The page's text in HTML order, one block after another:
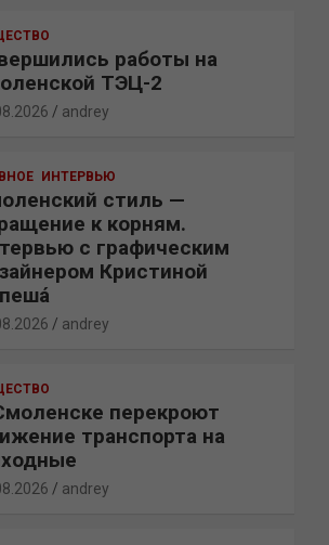
работы на
ТЭЦ-2
andrey
ИНТЕРВЬЮ
стиль —
к корням.
с графическим
Кристиной
andrey
перекроют
транспорта на
andrey